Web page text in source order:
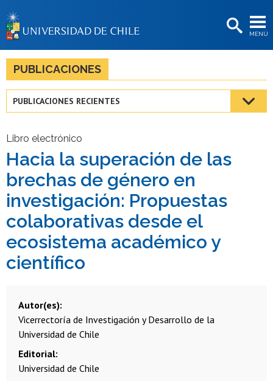
MENÚ
BIBLIOTECAS
LA UNIVERSIDAD
Estudiantes
Funcionarias/os
Egresadas/os
PUBLICACIONES
PUBLICACIONES RECIENTES
Libro electrónico
Hacia la superación de las
brechas de género en
investigación: Propuestas
colaborativas desde el
ecosistema académico y
científico
Autor(es)
Vicerrectoría de Investigación y Desarrollo de la
Universidad de Chile
Editorial
Universidad de Chile